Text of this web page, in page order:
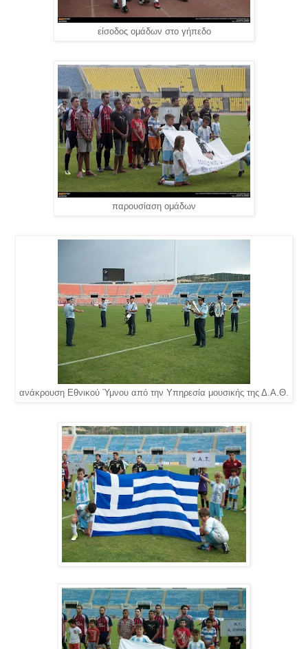
είσοδος ομάδων στο γήπεδο
παρουσίαση ομάδων
ανάκρουση Εθνικού Ύμνου από την Υπηρεσία μουσικής της Δ.Α.Θ.